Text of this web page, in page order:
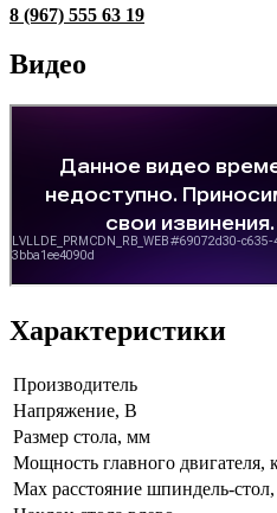
8 (967) 555 63 19
Видео
Характеристики
Производитель
Напряжение, В
Размер стола, мм
Мощность главного двигателя,
Max расстояние шпиндель-